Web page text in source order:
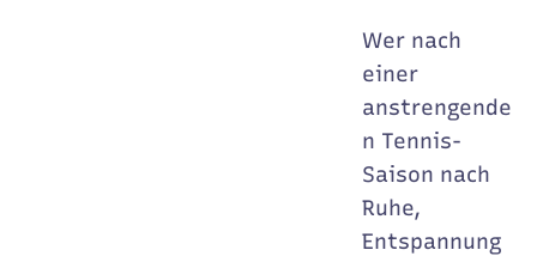
Wer nach
einer
anstrengende
n Tennis-
Saison nach
Ruhe,
Entspannung